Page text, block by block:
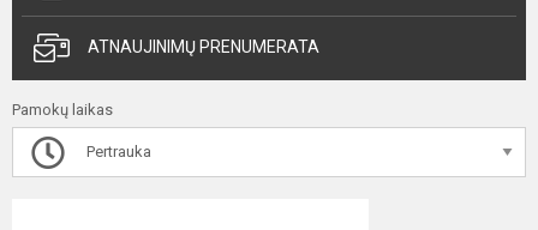
ATNAUJINIMŲ PRENUMERATA
Pamokų laikas
Pertrauka